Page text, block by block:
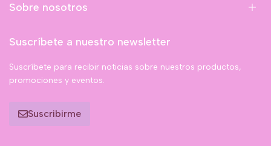
Sobre nosotros
Suscríbete a nuestro newsletter
Suscríbete para recibir noticias sobre nuestros productos,
promociones y eventos.
Suscribirme